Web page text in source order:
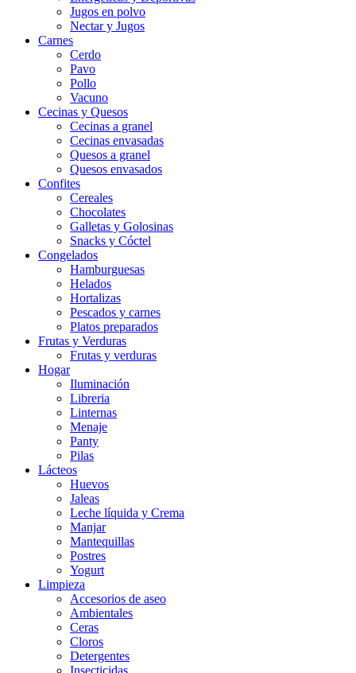
Jugos en polvo
Nectar y Jugos
Carnes
Cerdo
Pavo
Pollo
Vacuno
Cecinas y Quesos
Cecinas a granel
Cecinas envasadas
Quesos a granel
Quesos envasados
Confites
Cereales
Chocolates
Galletas y Golosinas
Snacks y Cóctel
Congelados
Hamburguesas
Helados
Hortalizas
Pescados y carnes
Platos preparados
Frutas y Verduras
Frutas y verduras
Hogar
Iluminación
Libreria
Linternas
Menaje
Panty
Pilas
Lácteos
Huevos
Jaleas
Leche líquida y Crema
Manjar
Mantequillas
Postres
Yogurt
Limpieza
Accesorios de aseo
Ambientales
Ceras
Cloros
Detergentes
Insecticidas